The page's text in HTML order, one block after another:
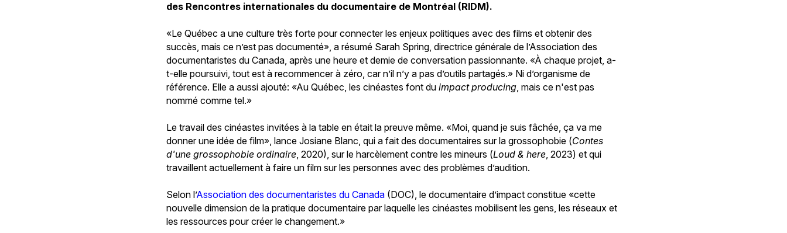
des Rencontres internationales du documentaire de Montréal (RIDM).
«Le Québec a une culture très forte pour connecter les enjeux politiques avec des films et obtenir des
succès, mais ce n’est pas documenté», a résumé Sarah Spring, directrice générale de l’Association des
documentaristes du Canada, après une heure et demie de conversation passionnante. «À chaque projet, a-
t-elle poursuivi, tout est à recommencer à zéro, car n’il n’y a pas d’outils partagés.» Ni d’organisme de
référence. Elle a aussi ajouté: «Au Québec, les cinéastes font duimpact producing, mais ce n'est pas
nommé comme tel.»
Le travail des cinéastes invitées à la table en était la preuve même. «Moi, quand je suis fâchée, ça va me
donner une idée de film», lance Josiane Blanc, qui a fait des documentaires sur la grossophobie (Contes
d'une grossophobie ordinaire, 2020), sur le harcèlement contre les mineurs (Loud & here, 2023) et qui
travaillent actuellement à faire un film sur les personnes avec des problèmes d’audition.
Selon l’Association des documentaristes du Canada (DOC), le documentaire d’impact constitue «cette
nouvelle dimension de la pratique documentaire par laquelle les cinéastes mobilisent les gens, les réseaux et
les ressources pour créer le changement.»